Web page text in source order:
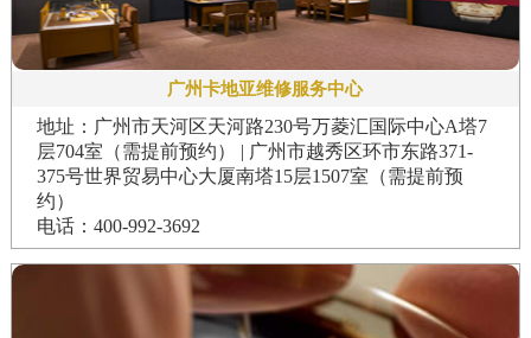
广州卡地亚维修服务中心
地址：广州市天河区天河路230号万菱汇国际中心A塔7
层704室（需提前预约） | 广州市越秀区环市东路371-
375号世界贸易中心大厦南塔15层1507室（需提前预
约）
电话：400-992-3692